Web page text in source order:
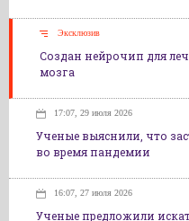
Эксклюзив
Создан нейрочип для
мозга
17:07, 29 июля 2026
Ученые выяснили, что
во время пандемии
16:07, 27 июля 2026
Ученые предложили